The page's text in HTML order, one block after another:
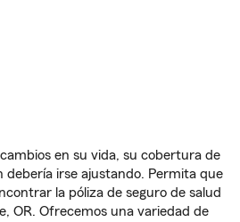
en su vida, su cobertura de
debería irse ajustando. Permita que
la póliza de seguro de salud
OR. Ofrecemos una variedad de